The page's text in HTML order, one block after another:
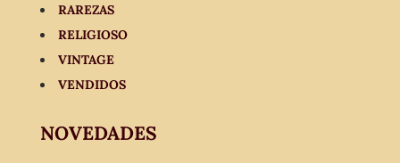
RAREZAS
RELIGIOSO
VINTAGE
VENDIDOS
NOVEDADES